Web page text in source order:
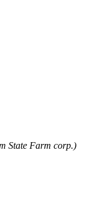
State Farm corp.)